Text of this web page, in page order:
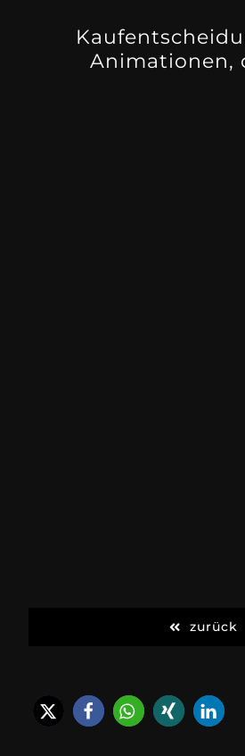
Animationen,
zurück